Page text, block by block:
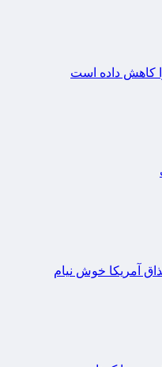
کاهش داده است
آمریکا خوش نیام